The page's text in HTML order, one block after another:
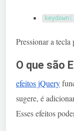
keydown (
Pressionar a
O que são
efeitos jQuery
sugere, é
Esses efeitos